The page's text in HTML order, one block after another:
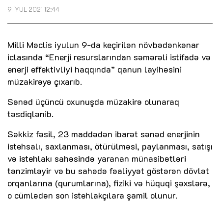
9 İYUL 2021 12:44
Milli Məclis iyulun 9-da keçirilən növbədənkənar
iclasında “Enerji resurslarından səmərəli istifadə və
enerji effektivliyi haqqında” qanun layihəsini
müzakirəyə çıxarıb.
Sənəd üçüncü oxunuşda müzakirə olunaraq
təsdiqlənib.
Səkkiz fəsil, 23 maddədən ibarət sənəd enerjinin
istehsalı, saxlanması, ötürülməsi, paylanması, satışı
və istehlakı sahəsində yaranan münasibətləri
tənzimləyir və bu sahədə fəaliyyət göstərən dövlət
orqanlarına (qurumlarına), fiziki və hüquqi şəxslərə,
o cümlədən son istehlakçılara şamil olunur.